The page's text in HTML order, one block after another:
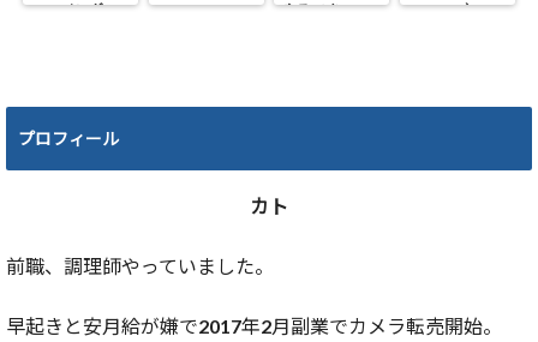
ファインダー
やるべき4つの
NEW FD）の
プロフィール
カト
前職、調理師やっていました。
早起きと安月給が嫌で2017年2月副業でカメラ転売開始。